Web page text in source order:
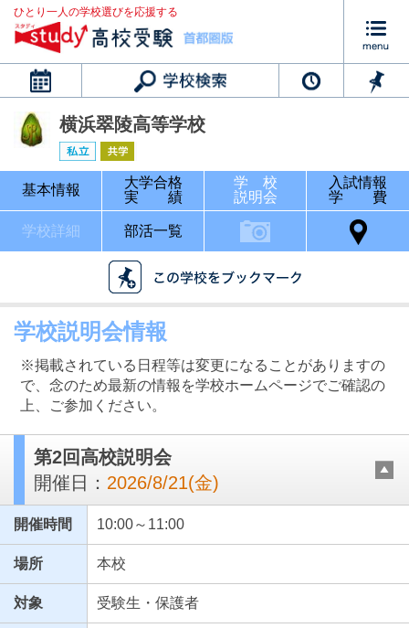
ひとり一人の学校選びを応援する
カレンダー
最近見た学校
横浜翠陵高等学校
基本情報
大学合格
実 績
学 校
説明会
入試情報
学 費
学校詳細 部活一覧
学校説明会情報
※掲載されている日程等は変更になることがありますの
で、念のため最新の情報を学校ホームページでご確認の
上、ご参加ください。
第2回高校説明会
開催日： 2026/8/21(金)
開催時間 10:00～11:00
場所 本校
対象 受験生・保護者